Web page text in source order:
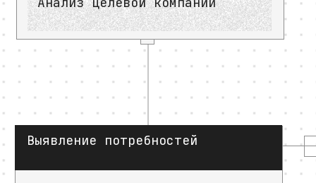
Выявление потребностей